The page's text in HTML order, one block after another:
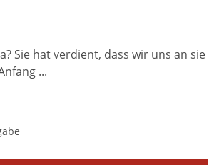
Sie hat verdient, dass wir uns an sie
...